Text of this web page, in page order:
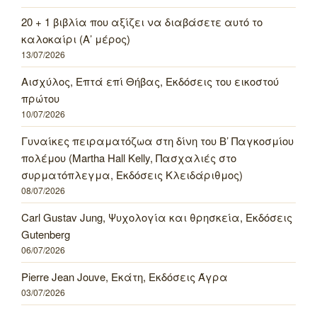
20 + 1 βιβλία που αξίζει να διαβάσετε αυτό το
καλοκαίρι (Α’ μέρος)
13/07/2026
Αισχύλος, Επτά επί Θήβας, Εκδόσεις του εικοστού
πρώτου
10/07/2026
Γυναίκες πειραματόζωα στη δίνη του Β’ Παγκοσμίου
πολέμου (Martha Hall Kelly, Πασχαλιές στο
συρματόπλεγμα, Εκδόσεις Κλειδάριθμος)
08/07/2026
Carl Gustav Jung, Ψυχολογία και θρησκεία, Εκδόσεις
Gutenberg
06/07/2026
Pierre Jean Jouve, Εκάτη, Εκδόσεις Άγρα
03/07/2026